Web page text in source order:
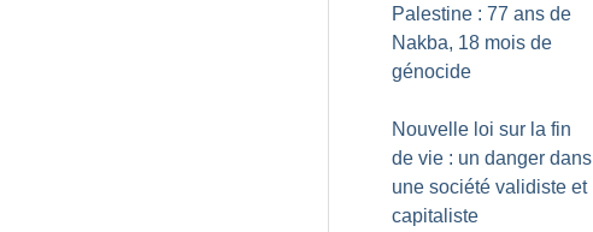
Palestine : 77 ans de
Nakba, 18 mois de
génocide
Nouvelle loi sur la fin
de vie : un danger dans
une société validiste et
capitaliste